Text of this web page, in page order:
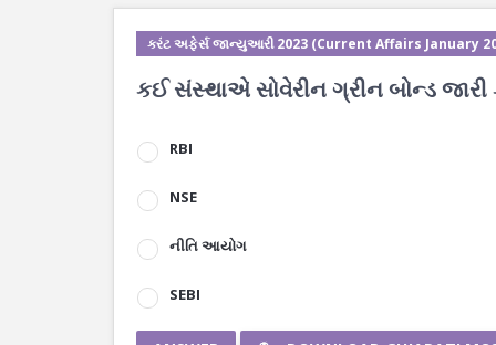
કરંટ અફેર્સ જાન્યુઆરી 2023 (Current Affairs January
કઈ સંસ્થાએ સોવેરીન ગ્રીન બોન્ડ જારી
RBI
NSE
નીતિ આયોગ
SEBI